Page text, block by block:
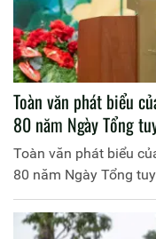
Toàn văn phát biểu
80 năm Ngày Tổng
Toàn văn phát biểu
80 năm Ngày Tổng